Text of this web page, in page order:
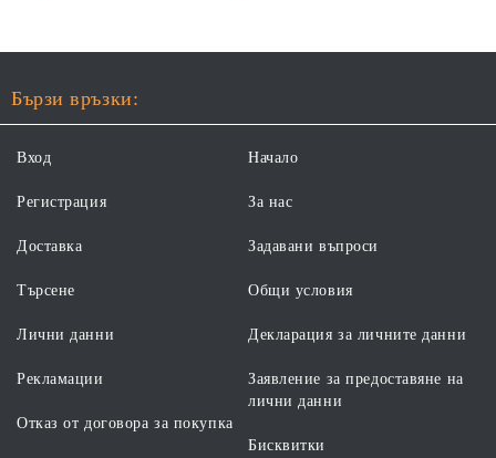
Бързи връзки:
Вход
Регистрация
Доставка
Търсене
Начало
За нас
Задавани въпроси
Общи условия
Лични данни
Рекламации
Отказ от договора за покупка
Декларация за личните данни
Заявление за предоставяне на
лични данни
Бисквитки